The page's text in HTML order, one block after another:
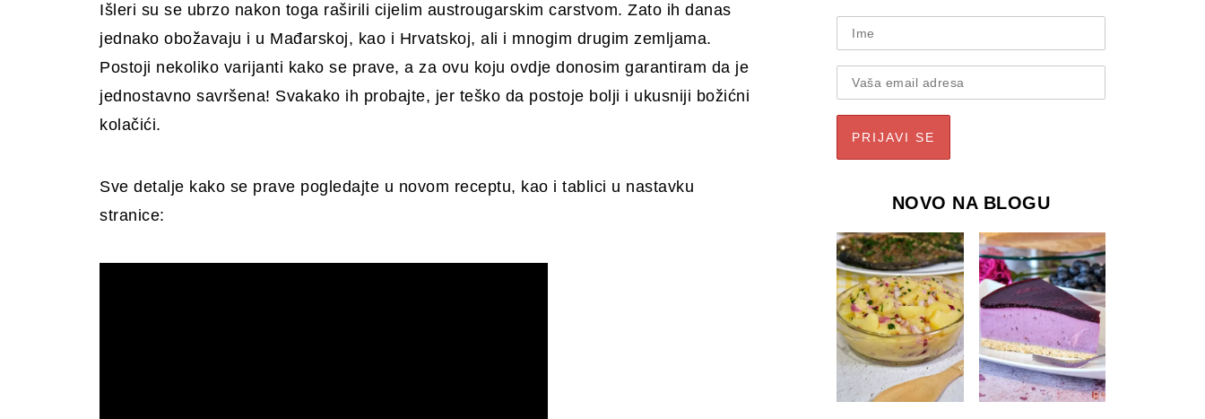
Išleri su se ubrzo nakon toga raširili cijelim austrougarskim carstvom. Zato ih danas
jednako obožavaju i u Mađarskoj, kao i Hrvatskoj, ali i mnogim drugim zemljama.
Postoji nekoliko varijanti kako se prave, a za ovu koju ovdje donosim garantiram da je
jednostavno savršena! Svakako ih probajte, jer teško da postoje bolji i ukusniji božićni
kolačići.
Sve detalje kako se prave pogledajte u novom receptu, kao i tablici u nastavku
stranice:
NOVO NA BLOGU